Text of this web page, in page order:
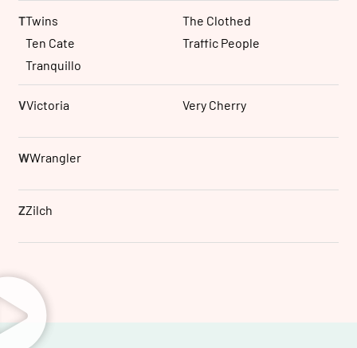
TTwins
The Clothed
Ten Cate
Traffic People
Tranquillo
VVictoria Very Cherry
WWrangler
ZZilch